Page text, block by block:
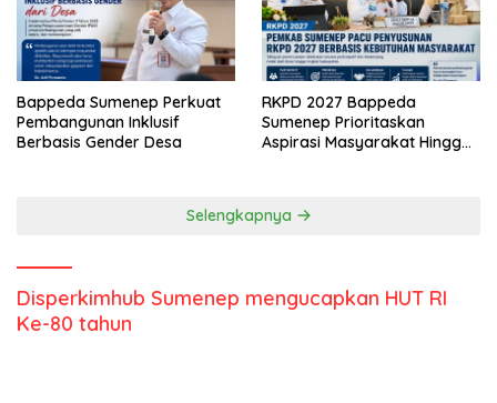
Bappeda Sumenep Perkuat
Pembangunan Inklusif
Berbasis Gender Desa
RKPD 2027 Bappeda
Sumenep Prioritaskan
Aspirasi Masyarakat Hingga
Selengkapnya
Disperkimhub Sumenep mengucapkan HUT RI
Ke-80 tahun